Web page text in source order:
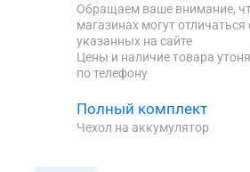
Обращаем ваше внимание,
магазинах могут отличаться
указанных на сайте
Цены и наличие товара
по телефону
Полный комплект
Чехол на аккумулятор